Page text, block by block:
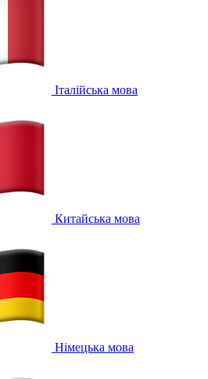
Італійська мова
Китайська мова
Німецька мова